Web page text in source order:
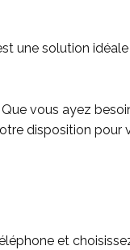
une solution
vous ayez
disposition pour
et